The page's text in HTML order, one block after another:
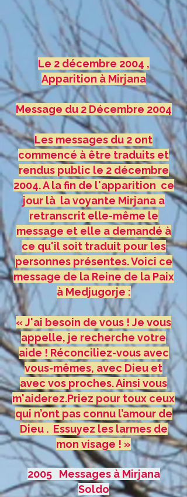
Le 2 décembre 2004 ,
Apparition à Mirjana
Message du 2 Décembre 2004
Les messages du 2 ont
commencé à être traduits et
rendus public le 2 décembre
2004. A la fin de l'apparition ce
jour là la voyante Mirjana a
retranscrit elle-même le
message et elle a demandé à
ce qu'il soit traduit pour les
personnes présentes. Voici ce
message de la Reine de la Paix
à Medjugorje :
« J'ai besoin de vous ! Je vous
appelle, je recherche votre
aide ! Réconciliez-vous avec
vous-mêmes, avec Dieu et
avec vos proches. Ainsi vous
m'aiderez.Priez pour toux ceux
qui n’ont pas connu l’amour de
Dieu . Essuyez les larmes de
mon visage ! »
2005 Messages à Mirjana
Soldo